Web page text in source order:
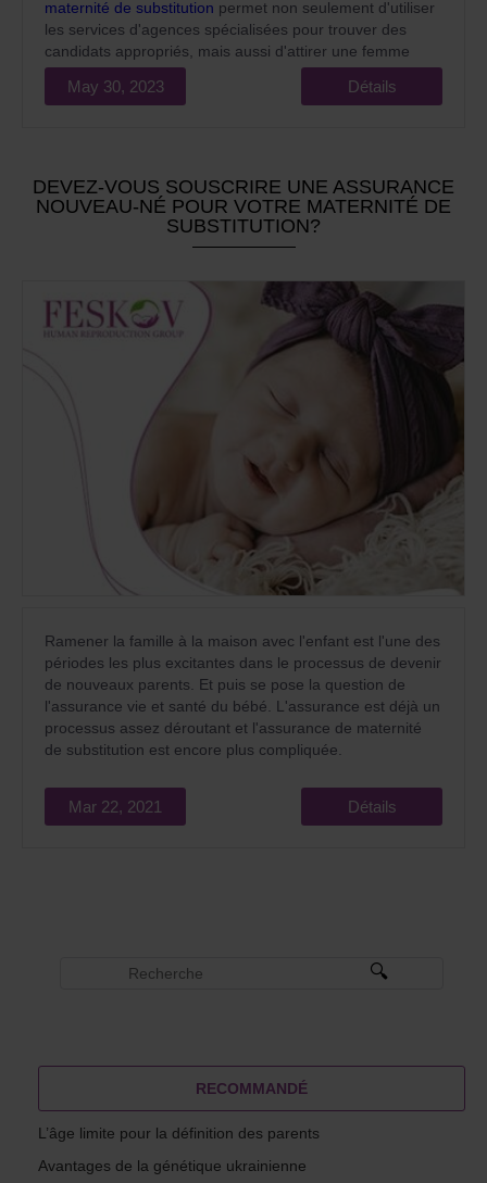
maternité de substitution permet non seulement d'utiliser
les services d'agences spécialisées pour trouver des
candidats appropriés, mais aussi d'attirer une femme
parmi des parents et des amis.
May 30, 2023 Détails
DEVEZ-VOUS SOUSCRIRE UNE ASSURANCE
NOUVEAU-NÉ POUR VOTRE MATERNITÉ DE
SUBSTITUTION?
Ramener la famille à la maison avec l'enfant est l'une des
périodes les plus excitantes dans le processus de devenir
de nouveaux parents. Et puis se pose la question de
l'assurance vie et santé du bébé. L'assurance est déjà un
processus assez déroutant et l'assurance de maternité
de substitution est encore plus compliquée.
Mar 22, 2021 Détails
RECOMMANDÉ
L’âge limite pour la définition des parents
Avantages de la génétique ukrainienne